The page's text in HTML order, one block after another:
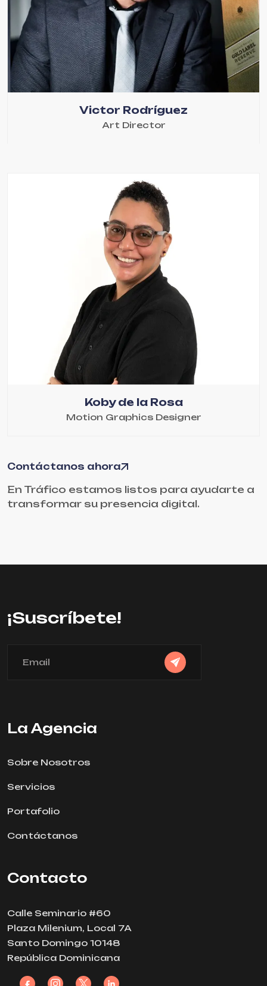
Victor Rodríguez
Art Director
Koby de la Rosa
Motion Graphics Designer
Contáctanos ahora
En Tráfico estamos listos para ayudarte a
transformar su presencia digital.
¡Suscríbete!
La Agencia
Sobre Nosotros
Servicios
Portafolio
Contáctanos
Contacto
Calle Seminario #60
Plaza Milenium, Local 7A
Santo Domingo 10148
República Dominicana